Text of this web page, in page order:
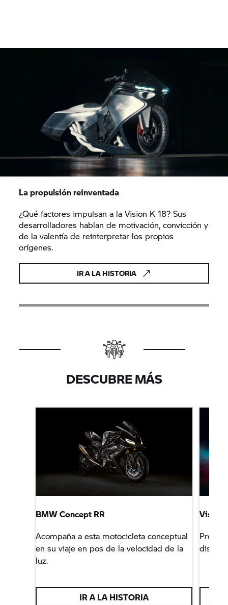
La propulsión reinventada
¿Qué factores impulsan a la Vision K 18? Sus
desarrolladores hablan de motivación, convicción y
de la valentía de reinterpretar los propios
orígenes.
IR A LA HISTORIA
DESCUBRE MÁS
BMW Concept RR
Acompaña a esta motocicleta conceptual
en su viaje en pos de la velocidad de la
luz.
IR A LA HISTORIA
Vision
diseño